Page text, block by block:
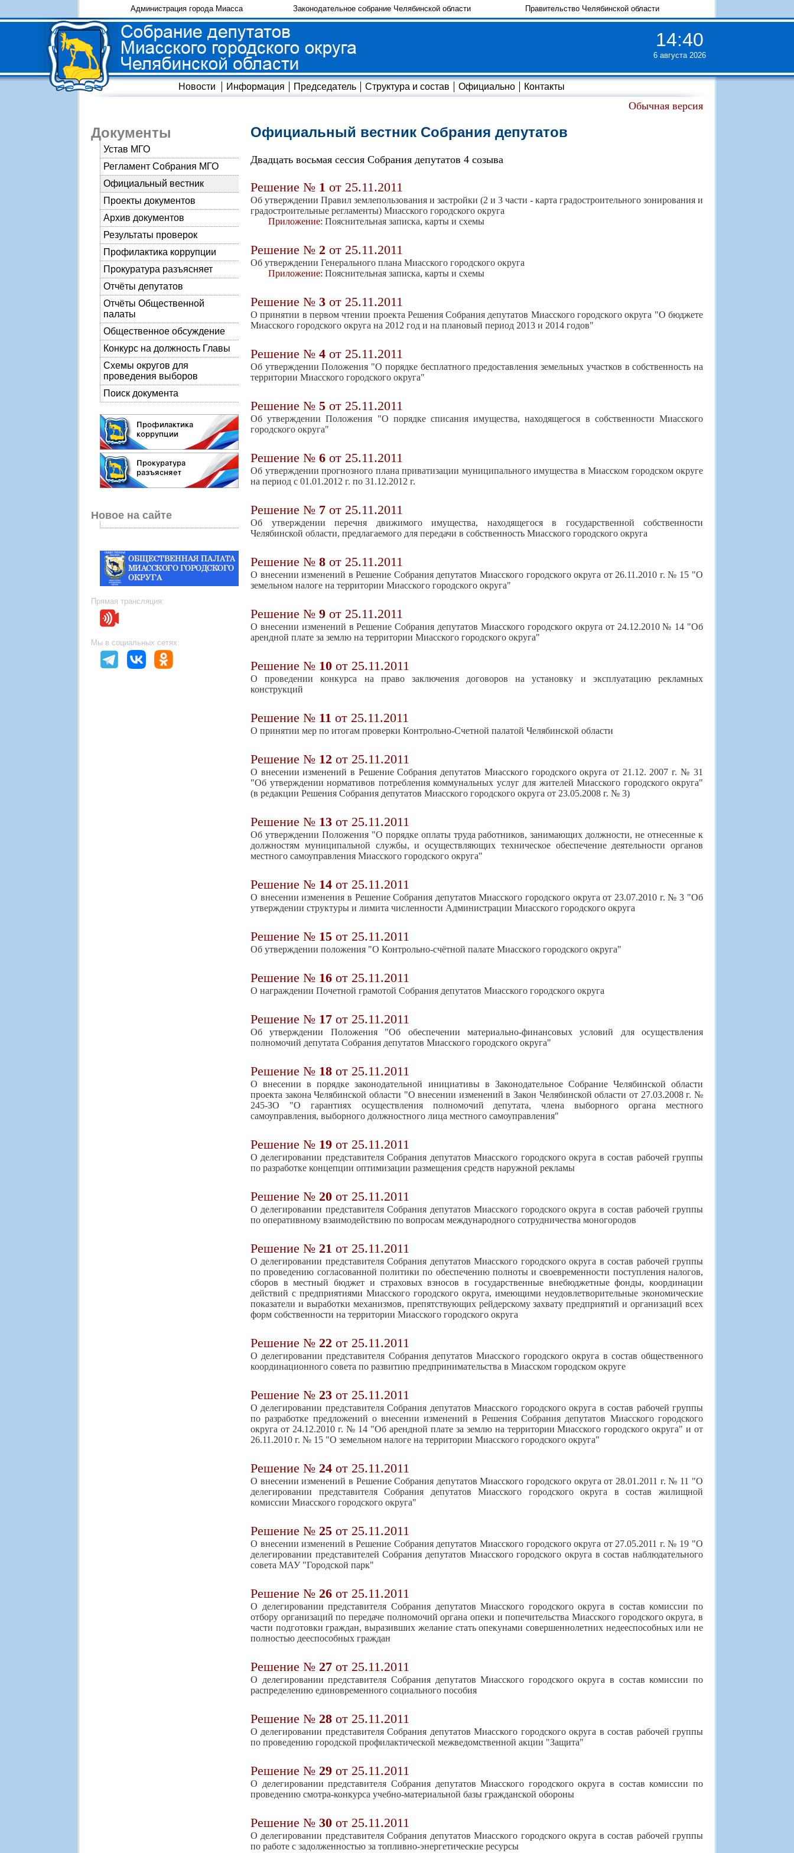
Администрация города Миасса Законодательное собрание Челябинской области Правительство Челябинской области
14:41
6 августа 2026
Новости Информация Председатель Структура и состав Официально Контакты
Обычная версия
Документы
Устав МГО
Регламент Собрания МГО
Официальный вестник
Проекты документов
Архив документов
Результаты проверок
Профилактика коррупции
Прокуратура разъясняет
Отчёты депутатов
Отчёты Общественной
палаты
Общественное обсуждение
Конкурс на должность Главы
Схемы округов для
проведения выборов
Поиск документа
Новое на сайте
Прямая трансляция:
Мы в социальных сетях:
Официальный вестник Собрания депутатов
Двадцать восьмая сессия Собрания депутатов 4 созыва
Решение № 1 от 25.11.2011
Об утверждении Правил землепользования и застройки (2 и 3 части - карта градостроитель­ного зонирования и
градостроительные регла­менты) Миасского городского округа
Приложение: Пояснительная записка, карты и схемы
Решение № 2 от 25.11.2011
Об утверждении Генерального плана Миасско­го городского округа
Приложение: Пояснительная записка, карты и схемы
Решение № 3 от 25.11.2011
О принятии в первом чтении проекта Решения Собрания депутатов Миасского городского округа "О бюджете
Миасского городского округа на 2012 год и на плановый период 2013 и 2014 годов"
Решение № 4 от 25.11.2011
Об утверждении Положения "О порядке бесплатного предоставления земельных участков в собственность на
территории Миасского городского округа"
Решение № 5 от 25.11.2011
Об утверждении Положения "О порядке списания имущества, находящегося в собственности Миасского
городского округа"
Решение № 6 от 25.11.2011
Об утверждении прогнозного плана приватизации муниципального имущества в Миасском городском округе
на период с 01.01.2012 г. по 31.12.2012 г.
Решение № 7 от 25.11.2011
Об утверждении перечня движимого имущества, находящегося в государственной собственности
Челябинской области, предлагаемого для передачи в собственность Миасского городского округа
Решение № 8 от 25.11.2011
О внесении изменений в Решение Собрания депутатов Миасского городского округа от 26.11.2010 г. № 15 "О
земельном налоге на территории Миасского городского округа"
Решение № 9 от 25.11.2011
О внесении изменений в Решение Собрания депутатов Миасского городского округа от 24.12.2010 № 14 "Об
арендной плате за землю на территории Миасского городского округа"
Решение № 10 от 25.11.2011
О проведении конкурса на право заключения договоров на установку и эксплуатацию рекламных
конструкций
Решение № 11 от 25.11.2011
О принятии мер по итогам проверки Контрольно-Счетной палатой Челябинской области
Решение № 12 от 25.11.2011
О внесении изменений в Решение Собрания депутатов Миасского городского округа от 21.12. 2007 г. № 31
"Об утверждении нормативов потребления коммунальных услуг для жителей Миасского городского округа"
(в редакции Решения Собрания депутатов Миасского городского округа от 23.05.2008 г. № 3)
Решение № 13 от 25.11.2011
Об утверждении Положения "О порядке оплаты труда работников, занимающих должности, не отнесенные к
должностям муниципальной службы, и осуществляющих техническое обеспечение деятельности органов
местного самоуправления Миасского городского округа"
Решение № 14 от 25.11.2011
О внесении изменения в Решение Собрания депутатов Миасского городского округа от 23.07.2010 г. № 3 "Об
утверждении структуры и лимита численности Администрации Миасского городского округа
Решение № 15 от 25.11.2011
Об утверждении положения "О Контрольно-счётной палате Миасского городского округа"
Решение № 16 от 25.11.2011
О награждении Почетной грамотой Собрания депутатов Миасского городского округа
Решение № 17 от 25.11.2011
Об утверждении Положения "Об обеспечении материально-финансовых условий для осуществления
полномочий депутата Собрания депутатов Миасского городского округа"
Решение № 18 от 25.11.2011
О внесении в порядке законодательной инициативы в Законодательное Собрание Челябинской об­ласти
проекта закона Челябинской области "О внесении изменений в Закон Челябинской области от 27.03.2008 г. №
245-ЗО "О гарантиях осуществления полномочий депутата, члена выборного органа местного
самоуправления, выборного должностного лица местного самоуправления"
Решение № 19 от 25.11.2011
О делегировании представителя Собрания депутатов Миасского городского округа в состав рабочей группы
по разработке концепции оптимизации размещения средств наружной рекламы
Решение № 20 от 25.11.2011
О делегировании представителя Собрания депутатов Миасского городского округа в состав рабочей группы
по оперативному взаимодействию по вопросам международного сотрудничества моногородов
Решение № 21 от 25.11.2011
О делегировании представителя Собрания депутатов Миасского городского округа в состав рабочей группы
по проведению согласованной политики по обеспечению полноты и своевременности поступления налогов,
сборов в местный бюджет и страховых взносов в государственные внебюджетные фонды, координации
действий с предприятиями Миасского городского округа, имеющими неудовлетворительные экономические
показатели и выработки механизмов, препятствующих рейдерскому захвату предприятий и организаций всех
форм собственности на территории Миасского городского округа
Решение № 22 от 25.11.2011
О делегировании представителя Собрания депутатов Миасского городского округа в состав общественного
координационного совета по развитию предпринимательства в Миасском городском округе
Решение № 23 от 25.11.2011
О делегировании представителя Собрания депутатов Миасского городского округа в состав рабочей группы
по разработке предложений о внесении изменений в Решения Собрания депутатов Миасского городского
округа от 24.12.2010 г. № 14 "Об арендной плате за землю на территории Миасского городского округа" и от
26.11.2010 г. № 15 "О земельном налоге на территории Миасского городского округа"
Решение № 24 от 25.11.2011
О внесении изменений в Решение Собрания депутатов Миасского городского округа от 28.01.2011 г. № 11 "О
делегировании представителя Собрания депутатов Миасского городского округа в состав жилищной
комиссии Миасского городского округа"
Решение № 25 от 25.11.2011
О внесении изменений в Решение Собрания депутатов Миасского городского округа от 27.05.2011 г. № 19 "О
делегировании представителей Собрания депутатов Миасского городского округа в состав наблюдательного
совета МАУ "Городской парк"
Решение № 26 от 25.11.2011
О делегировании представителя Собрания депутатов Миасского городского округа в состав комиссии по
отбору организаций по передаче полномочий органа опеки и попечительства Миасского городского округа, в
части подготовки граждан, выразивших желание стать опекунами совершеннолетних недееспособных или не
полностью дееспособных граждан
Решение № 27 от 25.11.2011
О делегировании представителя Собрания депутатов Миасского городского округа в состав комиссии по
распределению единовременного социального пособия
Решение № 28 от 25.11.2011
О делегировании представителя Собрания депутатов Миасского городского округа в состав рабочей группы
по проведению городской профилактической межведомственной акции "Защита"
Решение № 29 от 25.11.2011
О делегировании представителя Собрания депутатов Миасского городского округа в состав комиссии по
проведению смотра-конкурса учебно-материальной базы гражданской обороны
Решение № 30 от 25.11.2011
О делегировании представителя Собрания депутатов Миасского городского округа в состав рабочей группы
по работе с задолженностью за топливно-энергетические ресурсы